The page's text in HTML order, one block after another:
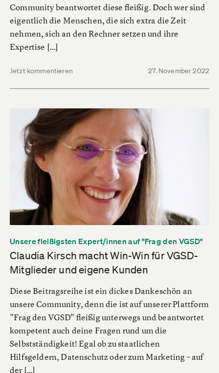
Community beantwortet diese fleißig. Doch wer sind
eigentlich die Menschen, die sich extra die Zeit
nehmen, sich an den Rechner setzen und ihre
Expertise […]
Jetzt kommentieren 27. November 2022
Unsere fleißigsten Expert/innen auf "Frag den VGSD"
Claudia Kirsch macht Win-Win für VGSD-
Mitglieder und eigene Kunden
Diese Beitragsreihe ist ein dickes Dankeschön an
unsere Community, denn die ist auf unserer Plattform
"Frag den VGSD" fleißig unterwegs und beantwortet
kompetent auch deine Fragen rund um die
Selbstständigkeit! Egal ob zu staatlichen
Hilfsgeldern, Datenschutz oder zum Marketing – auf
der […]